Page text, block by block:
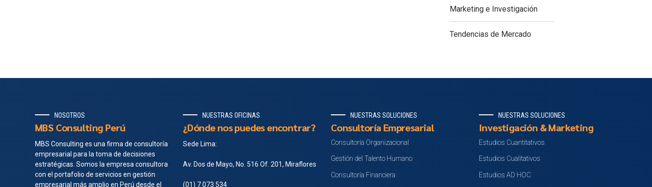
Marketing e Investigación
Tendencias de Mercado
NOSOTROS
MBS Consulting Perú
MBS Consulting es una firma de consultoría
empresarial para la toma de decisiones
estratégicas. Somos la empresa consultora
con el portafolio de servicios en gestión
empresarial más amplio en Perú desde el
NUESTRAS OFICINAS
¿Dónde nos puedes encontrar?
Sede Lima:
Av. Dos de Mayo, No. 516 Of. 201, Miraflores
(01) 7 073 534
NUESTRAS SOLUCIONES
Consultoría Empresarial
Consultoría Organizacional
Gestión del Talento Humano
Consultoría Financiera
NUESTRAS SOLUCIONES
Investigación & Marketing
Estudios Cuantitativos
Estudios Cualitativos
Estudios AD HOC